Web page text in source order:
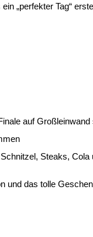
„perfekter Tag“
auf Großleinwand
Steaks, Cola
und das tolle